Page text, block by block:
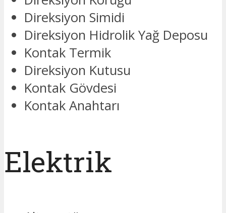
Direksiyon Simidi
Direksiyon Hidrolik Yağ Deposu
Kontak Termik
Direksiyon Kutusu
Kontak Gövdesi
Kontak Anahtarı
Elektrik